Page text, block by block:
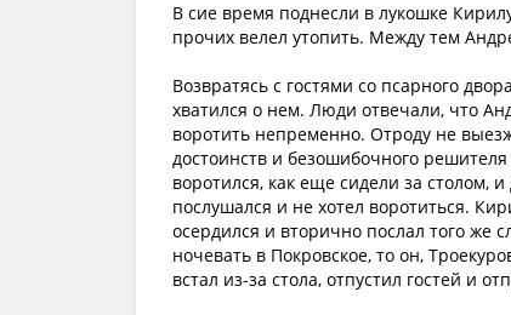
В сие время поднесли в лукошке
прочих велел утопить. Между тем
Возвратясь с гостями со псарного
хватился о нем. Люди отвечали, что
воротить непременно. Отроду не
достоинств и безошибочного
воротился, как еще сидели за столом,
послушался и не хотел воротиться.
осердился и вторично послал того же
ночевать в Покровское, то он,
встал из-за стола, отпустил гостей и